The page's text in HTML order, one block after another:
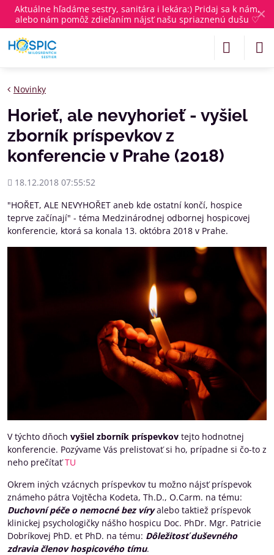
✕
Aktuálne hľadáme sestry, sanitára i lekára:) Pridaj sa k nám,
alebo nám pomôž zdieľaním nájsť našu spriaznenú dušu ♡
Novinky
Horieť, ale nevyhorieť - vyšiel
zborník príspevkov z
konferencie v Prahe (2018)
Pridané
18.12.2018 07:55:52
"HOŘET, ALE NEVYHOŘET aneb kde ostatní končí, hospice
teprve začínají" - téma Medzinárodnej odbornej hospicovej
konferencie, ktorá sa konala 13. októbra 2018 v Prahe.
V týchto dňoch vyšiel zborník príspevkov tejto hodnotnej
konferencie. Pozývame Vás prelistovať si ho, prípadne si čo-to z
neho prečítaťTU
Okrem iných vzácnych príspevkov tu možno nájsť príspevok
známeho pátra Vojtěcha Kodeta, Th.D., O.Carm. na tému:
Duchovní péče o nemocné bez víryalebo taktiež príspevok
klinickej psychologičky nášho hospicu Doc. PhDr. Mgr. Patricie
Dobríkovej PhD. et PhD. na tému: Dôležitosť duševného
zdravia členov hospicového tímu.